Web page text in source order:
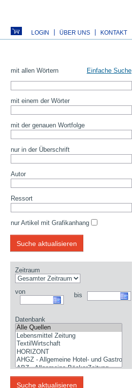
LOGIN ÜBER UNS KONTAKT
mit allen Wörtern Einfache Suche
mit einem der Wörter
mit der genauen Wortfolge
nur in der Überschrift
Autor
Ressort
nur Artikel mit Grafikanhang
Zeitraum
von bis
Datenbank